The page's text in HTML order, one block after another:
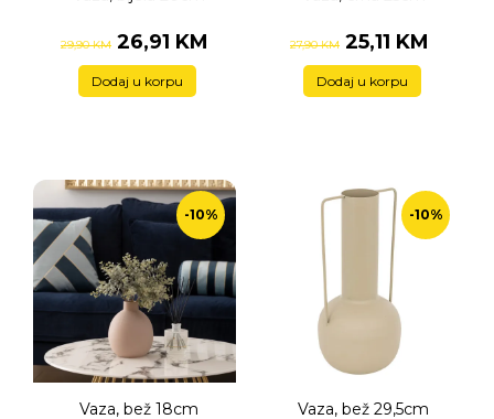
29,90 KM 26,91 KM
Dodaj u korpu
27,90 KM 25,11 KM
Dodaj u korpu
-10%
Vaza, bež 18cm
-10%
Vaza, bež 29,5cm